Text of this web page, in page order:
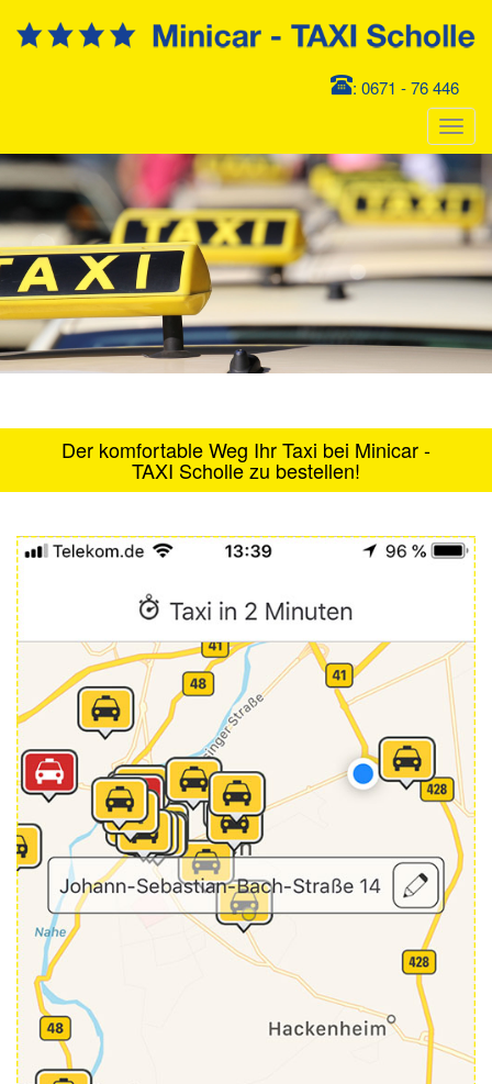
: 0671 - 76 446
Der komfortable Weg Ihr Taxi bei Minicar -
TAXI Scholle zu bestellen!